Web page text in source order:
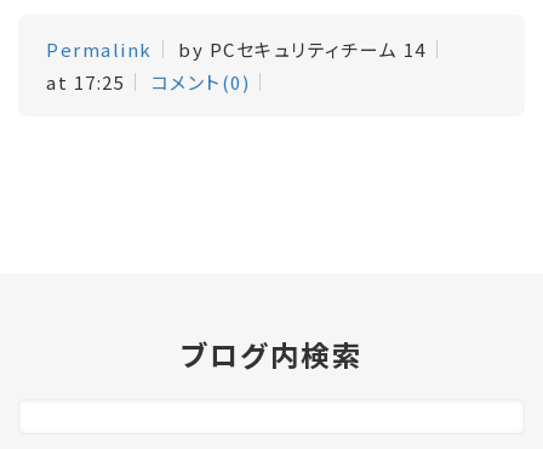
Permalink
by PCセキュリティチーム 14
at 17:25
コメント(0)
ブログ内検索